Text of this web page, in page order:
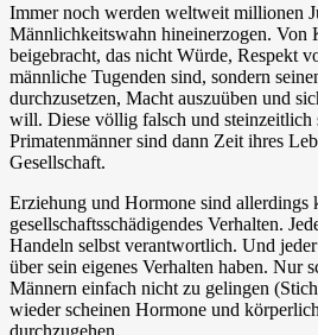
Immer noch werden weltweit millionen
Männlichkeitswahn hineinerzogen. Von
beigebracht, das nicht Würde, Respekt
männliche Tugenden sind, sondern
durchzusetzen, Macht auszuüben und
will. Diese völlig falsch und steinzeitlich
Primatenmänner sind dann Zeit ihres
Gesellschaft.
Erziehung und Hormone sind allerdings
gesellschaftsschädigendes Verhalten.
Handeln selbst verantwortlich. Und
über sein eigenes Verhalten haben. Nur
Männern einfach nicht zu gelingen
wieder scheinen Hormone und
durchzugehen.